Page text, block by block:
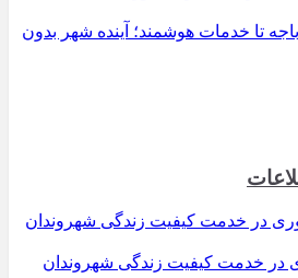
تا خدمات هوشمند؛ آینده شهر بدون
در خدمت کیفیت زندگی شهروندان